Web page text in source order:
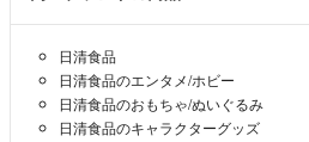
日清食品
日清食品のエンタメ/ホビー
日清食品のおもちゃ/ぬいぐるみ
日清食品のキャラクターグッズ